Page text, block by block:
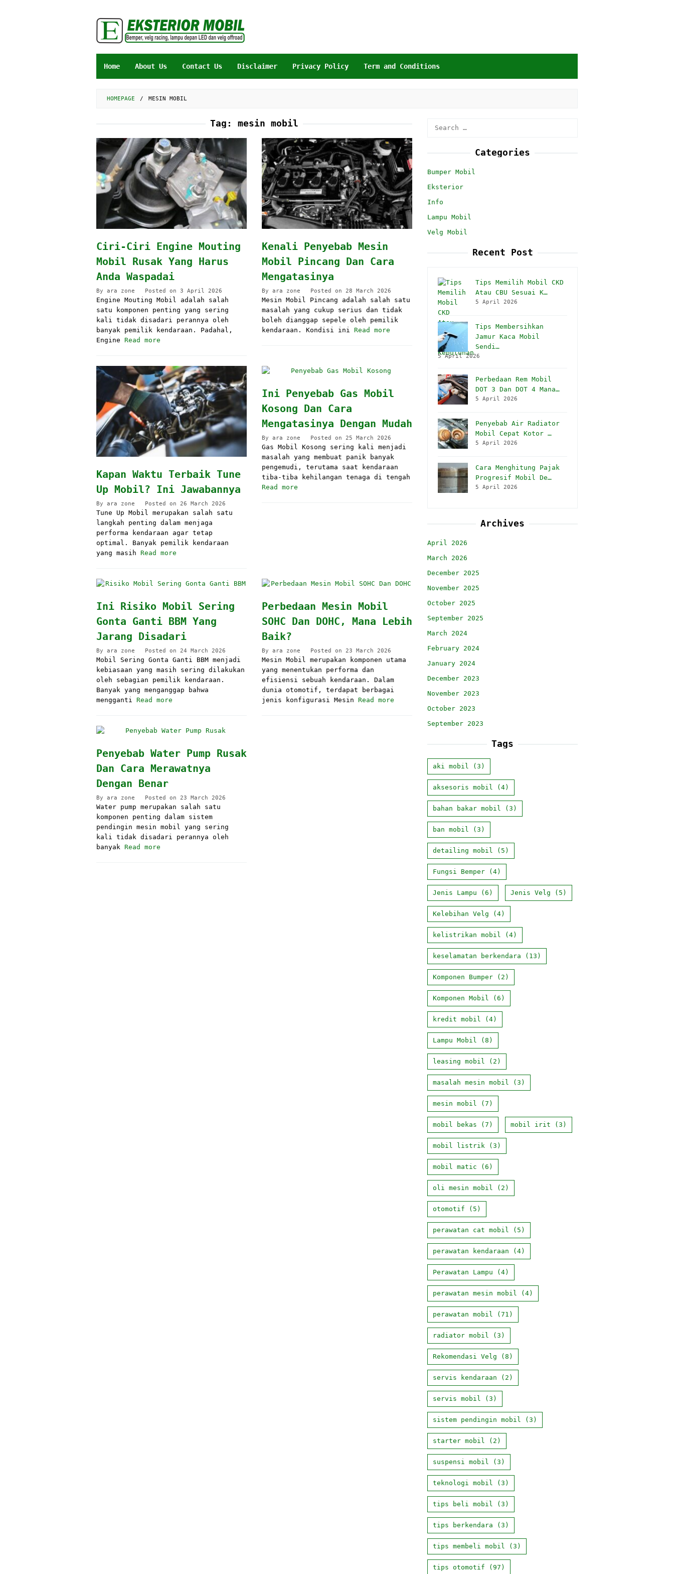
content
Home About Us Contact Us Disclaimer Privacy Policy Term and Conditions
HOMEPAGE / MESIN MOBIL
Tag: mesin mobil
Ciri-Ciri Engine Mouting
Mobil Rusak Yang Harus
Anda Waspadai
By ara zone Posted on 3 April 2026
Engine Mouting Mobil adalah salah
satu komponen penting yang sering
kali tidak disadari perannya oleh
banyak pemilik kendaraan. Padahal,
Engine Read more
Kenali Penyebab Mesin
Mobil Pincang Dan Cara
Mengatasinya
By ara zone Posted on 28 March 2026
Mesin Mobil Pincang adalah salah satu
masalah yang cukup serius dan tidak
boleh dianggap sepele oleh pemilik
kendaraan. Kondisi ini Read more
Kapan Waktu Terbaik Tune
Up Mobil? Ini Jawabannya
By ara zone Posted on 26 March 2026
Tune Up Mobil merupakan salah satu
langkah penting dalam menjaga
performa kendaraan agar tetap
optimal. Banyak pemilik kendaraan
yang masih Read more
Ini Penyebab Gas Mobil
Kosong Dan Cara
Mengatasinya Dengan Mudah
By ara zone Posted on 25 March 2026
Gas Mobil Kosong sering kali menjadi
masalah yang membuat panik banyak
pengemudi, terutama saat kendaraan
tiba-tiba kehilangan tenaga di tengah
Read more
Ini Risiko Mobil Sering
Gonta Ganti BBM Yang
Jarang Disadari
By ara zone Posted on 24 March 2026
Mobil Sering Gonta Ganti BBM menjadi
kebiasaan yang masih sering dilakukan
oleh sebagian pemilik kendaraan.
Banyak yang menganggap bahwa
mengganti Read more
Perbedaan Mesin Mobil
SOHC Dan DOHC, Mana Lebih
Baik?
By ara zone Posted on 23 March 2026
Mesin Mobil merupakan komponen utama
yang menentukan performa dan
efisiensi sebuah kendaraan. Dalam
dunia otomotif, terdapat berbagai
jenis konfigurasi Mesin Read more
Penyebab Water Pump Rusak
Dan Cara Merawatnya
Dengan Benar
By ara zone Posted on 23 March 2026
Water pump merupakan salah satu
komponen penting dalam sistem
pendingin mesin mobil yang sering
kali tidak disadari perannya oleh
banyak Read more
Categories
Bumper Mobil
Eksterior
Info
Lampu Mobil
Velg Mobil
Recent Post
Tips Memilih Mobil CKD
Atau CBU Sesuai K…
5 April 2026
Tips Membersihkan
Jamur Kaca Mobil
Sendi…
5 April 2026
Perbedaan Rem Mobil
DOT 3 Dan DOT 4 Mana…
5 April 2026
Penyebab Air Radiator
Mobil Cepat Kotor …
5 April 2026
Cara Menghitung Pajak
Progresif Mobil De…
5 April 2026
Archives
April 2026
March 2026
December 2025
November 2025
October 2025
September 2025
March 2024
February 2024
January 2024
December 2023
November 2023
October 2023
September 2023
Tags
aki mobil (3)
aksesoris mobil (4)
bahan bakar mobil (3)
ban mobil (3)
detailing mobil (5)
Fungsi Bemper (4)
Jenis Lampu (6) Jenis Velg (5)
Kelebihan Velg (4)
kelistrikan mobil (4)
keselamatan berkendara (13)
Komponen Bumper (2)
Komponen Mobil (6)
kredit mobil (4)
Lampu Mobil (8)
leasing mobil (2)
masalah mesin mobil (3)
mesin mobil (7)
mobil bekas (7) mobil irit (3)
mobil listrik (3)
mobil matic (6)
oli mesin mobil (2)
otomotif (5)
perawatan cat mobil (5)
perawatan kendaraan (4)
Perawatan Lampu (4)
perawatan mesin mobil (4)
perawatan mobil (71)
radiator mobil (3)
Rekomendasi Velg (8)
servis kendaraan (2)
servis mobil (3)
sistem pendingin mobil (3)
starter mobil (2)
suspensi mobil (3)
teknologi mobil (3)
tips beli mobil (3)
tips berkendara (3)
tips membeli mobil (3)
tips otomotif (97)